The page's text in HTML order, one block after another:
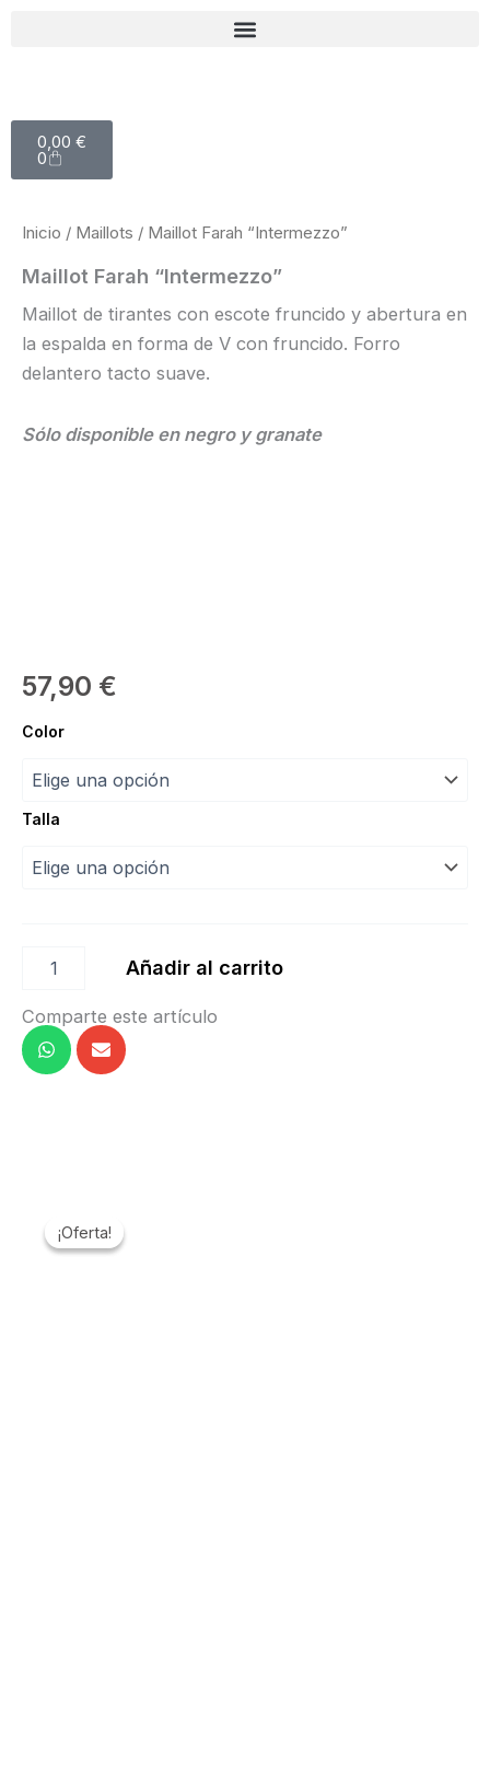
0,00 €
0
Carrito
Inicio / Maillots / Maillot Farah “Intermezzo”
Maillot Farah “Intermezzo”
Maillot de tirantes con escote fruncido y abertura en
la espalda en forma de V con fruncido. Forro
delantero tacto suave.
Sólo disponible en negro y granate
57,90 €
Color
Talla
Maillot
cantidad
Añadir al carrito
Comparte este artículo